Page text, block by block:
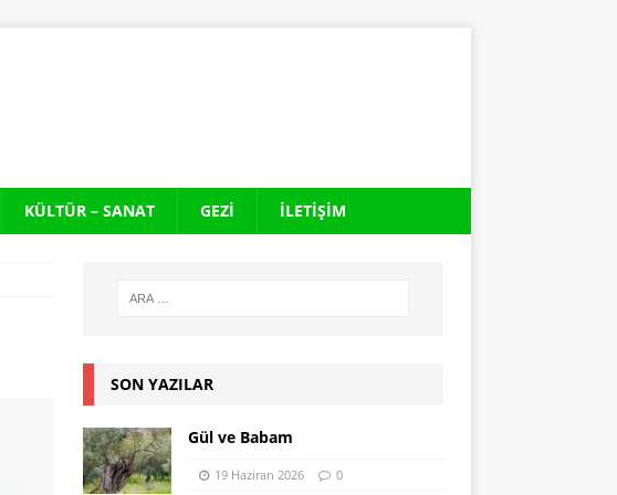
KÜLTÜR – SANAT GEZI İLETIŞIM
SON YAZILAR
Gül ve Babam
19 Haziran 2026 0